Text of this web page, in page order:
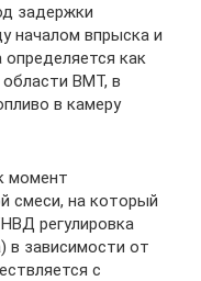
задержки
началом впрыска и
как
области ВМТ, в
в камеру
момент
смеси, на который
регулировка
в зависимости от
с